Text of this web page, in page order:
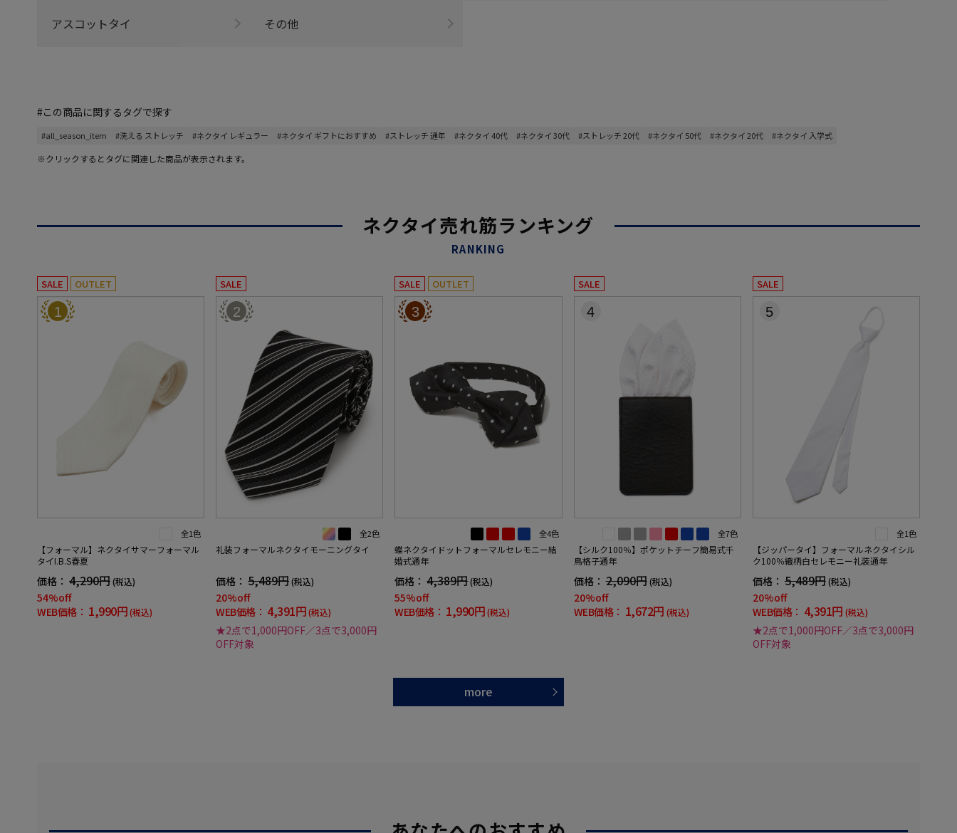
アスコットタイ その他
#この商品に関するタグで探す
#all_season_item #洗える ストレッチ #ネクタイ レギュラー #ネクタイ ギフトにおすすめ #ストレッチ 通年 #ネクタイ 40代 #ネクタイ 30代 #ストレッチ 20代 #ネクタイ 50代 #ネクタイ 20代 #ネクタイ 入学式
※クリックするとタグに関連した商品が表示されます。
ネクタイ売れ筋ランキング
RANKING
SALE OUTLET
1
全1色
【フォーマル】ネクタイサマーフォーマル
タイI.B.S春夏
価格： 4,290円(税込)
54%off
WEB価格： 1,990円(税込)
SALE
2
全2色
礼装フォーマルネクタイモーニングタイ
価格： 5,489円(税込)
20%off
WEB価格： 4,391円(税込)
★2点で1,000円OFF／3点で3,000円
OFF対象
SALE OUTLET
3
全4色
蝶ネクタイドットフォーマルセレモニー結
婚式通年
価格： 4,389円(税込)
55%off
WEB価格： 1,990円(税込)
SALE
4
全7色
【シルク100％】ポケットチーフ簡易式千
鳥格子通年
価格： 2,090円 (税込)
20%off
WEB価格： 1,672円 (税込)
SALE
5
全1色
【ジッパータイ】フォーマルネクタイシル
ク100％織柄白セレモニー礼装通年
価格： 5,489円(税込)
20%off
WEB価格： 4,391円 (税込)
★2点で1,000円OFF／3点で3,000円
OFF対象
more